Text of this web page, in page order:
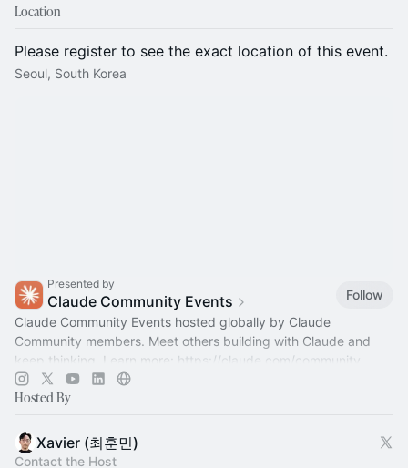
Location
Please register to see the exact location of this event.
Seoul, South Korea
Presented by
Claude Community Events
Follow
Claude Community Events hosted globally by Claude
Community members. Meet others building with Claude and
keep thinking. Learn more: https://claude.com/community
Hosted By
Xavier (최훈민)
Contact the Host